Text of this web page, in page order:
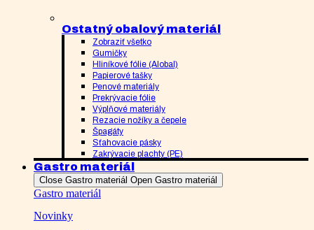
Ostatný obalový materiál
Zobraziť všetko
Gumičky
Hliníkové fólie (Alobal)
Papierové tašky
Penové materiály
Prekrývacie fólie
Výplňové materiály
Rezacie nožíky a čepele
Špagáty
Sťahovacie pásky
Zakrývacie plachty (PE)
Gastro materiál
Close Gastro materiál Open Gastro materiál
Gastro materiál
Novinky